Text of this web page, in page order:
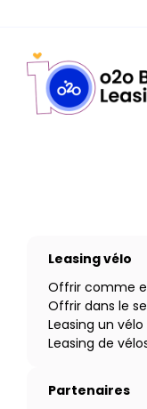
Leasing vélo
Offrir comme
Offrir dans le
Leasing un
Leasing de
Partenaires